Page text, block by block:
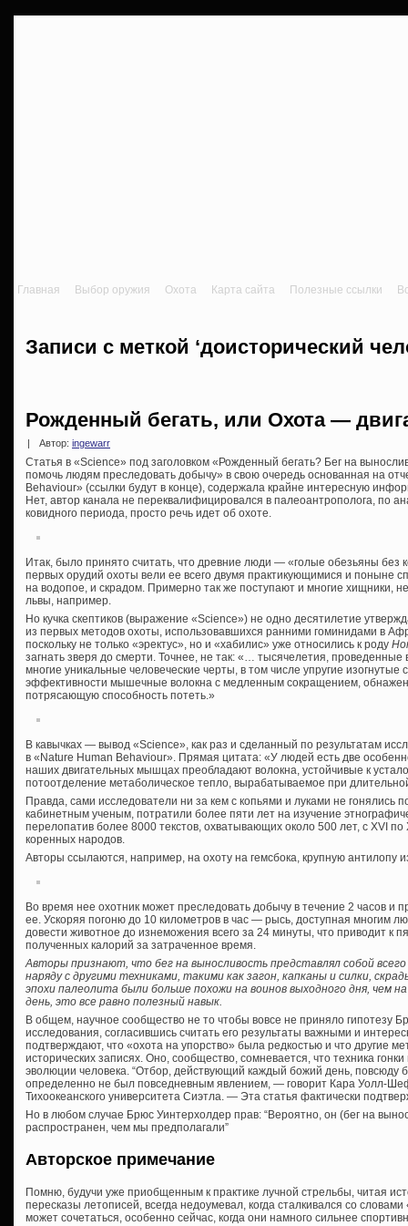
Главная Выбор оружия Охота Карта сайта Полезные ссылки
Записи с меткой ‘доисторический
Рожденный бегать, или Охота —
Автор: ingewarr
Статья в «Science» под заголовком «Рожденный бегать? Бег на
помочь людям преследовать добычу» в свою очередь основанная на
Behaviour» (ссылки будут в конце), содержала крайне интересную
Нет, автор канала не переквалифицировался в палеоантрополога, по
ковидного периода, просто речь идет об охоте.
Итак, было принято считать, что древние люди — «голые обезьяны без
первых орудий охоты вели ее всего двумя практикующимися и поныне
на водопое, и скрадом. Примерно так же поступают и многие хищники,
львы, например.
Но кучка скептиков (выражение «Science») не одно десятилетие
из первых методов охоты, использовавшихся ранними гоминидами в
поскольку не только «эректус», но и «хабилис» уже относились к роду
загнать зверя до смерти. Точнее, не так: «… тысячелетия,
многие уникальные человеческие черты, в том числе упругие
эффективности мышечные волокна с медленным сокращением,
потрясающую способность потеть.»
В кавычках — вывод «Science», как раз и сделанный по результатам
в «Nature Human Behaviour». Прямая цитата: «У людей есть две
наших двигательных мышцах преобладают волокна, устойчивые к
потоотделение метаболическое тепло, вырабатываемое при
Правда, сами исследователи ни за кем с копьями и луками не гонялись
кабинетным ученым, потратили более пяти лет на изучение
перелопатив более 8000 текстов, охватывающих около 500 лет, с XVI
коренных народов.
Авторы ссылаются, например, на охоту на гемсбока, крупную антилопу
Во время нее охотник может преследовать добычу в течение 2 часов и
ее. Ускоряя погоню до 10 километров в час — рысь, доступная многим
довести животное до изнеможения всего за 24 минуты, что приводит к
полученных калорий за затраченное время.
Авторы признают, что бег на выносливость представлял собой
наряду с другими техниками, такими как загон, капканы и силки,
эпохи палеолита были больше похожи на воинов выходного дня, чем
день, это все равно полезный навык.
В общем, научное сообщество не то чтобы вовсе не приняло гипотезу
исследования, согласившись считать его результаты важными и
подтверждают, что «охота на упорство» была редкостью и что другие
исторических записях. Оно, сообщество, сомневается, что техника
эволюции человека. “Отбор, действующий каждый божий день, повсюду
определенно не был повседневным явлением, — говорит Кара Уолл-
Тихоокеанского университета Сиэтла. — Эта статья фактически
Но в любом случае Брюс Уинтерхолдер прав: “Вероятно, он (бег на
распространен, чем мы предполагали”
Авторское примечание
Помню, будучи уже приобщенным к практике лучной стрельбы, читая
пересказы летописей, всегда недоумевал, когда сталкивался со
может сочетаться, особенно сейчас, когда они намного сильнее